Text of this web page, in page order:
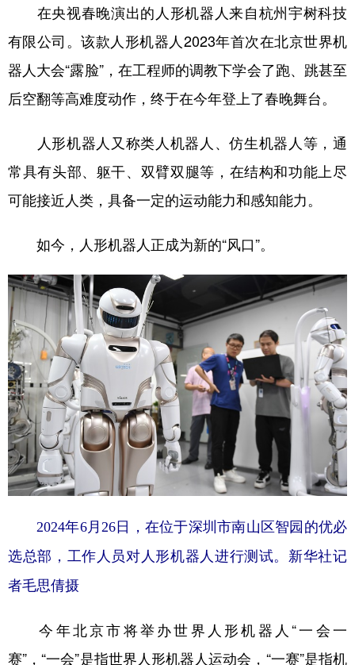
在央视春晚演出的人形机器人来自杭州宇树科技
有限公司。该款人形机器人2023年首次在北京世界机
器人大会“露脸”，在工程师的调教下学会了跑、跳甚至
后空翻等高难度动作，终于在今年登上了春晚舞台。
人形机器人又称类人机器人、仿生机器人等，通
常具有头部、躯干、双臂双腿等，在结构和功能上尽
可能接近人类，具备一定的运动能力和感知能力。
如今，人形机器人正成为新的“风口”。
2024年6月26日，在位于深圳市南山区智园的优必
选总部，工作人员对人形机器人进行测试。新华社记
者毛思倩摄
今年北京市将举办世界人形机器人“一会一
赛”，“一会”是指世界人形机器人运动会，“一赛”是指机